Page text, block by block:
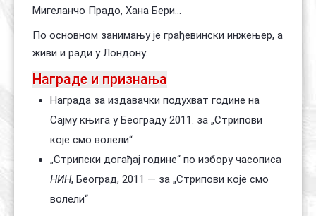
Мигеланчо Прадо, Хана Бери...
По основном занимању је грађевински инжењер, а
живи и ради у Лондону.
Награде и признања
Награда за издавачки подухват године на
Сајму књига у Београду 2011. за „Стрипови
које смо волели“
„Стрипски догађај године“ по избору часописа
НИН, Београд, 2011 — за „Стрипови које смо
волели“